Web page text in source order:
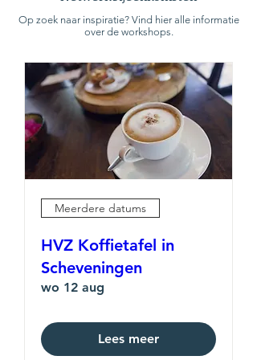
Op zoek naar inspiratie? Vind hier alle informatie
over de workshops.
Meerdere datums
HVZ Koffietafel in
Scheveningen
wo 12 aug
Lees meer